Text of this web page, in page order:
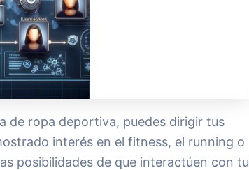
de ropa deportiva, puedes dirigir tus
interés en el fitness, el running o
posibilidades de que interactúen con tu